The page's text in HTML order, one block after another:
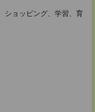
ショッピング、学習、育